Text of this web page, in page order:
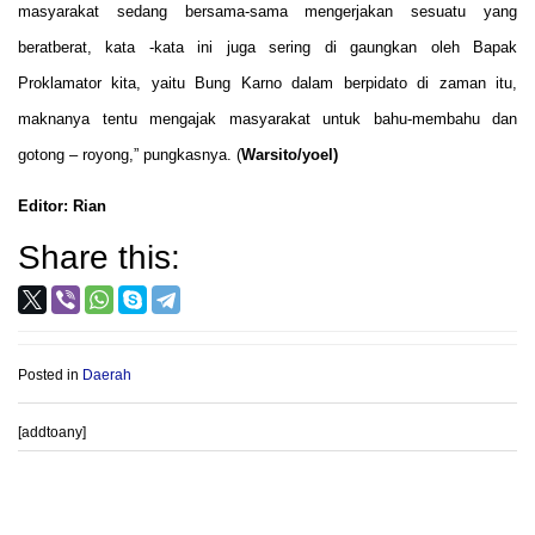
masyarakat sedang bersama-sama mengerjakan sesuatu yang
beratberat, kata -kata ini juga sering di gaungkan oleh Bapak
Proklamator kita, yaitu Bung Karno dalam berpidato di zaman itu,
maknanya tentu mengajak masyarakat untuk bahu-membahu dan
gotong – royong,” pungkasnya. (Warsito/yoel)
Editor: Rian
Share this:
Posted in Daerah
[addtoany]